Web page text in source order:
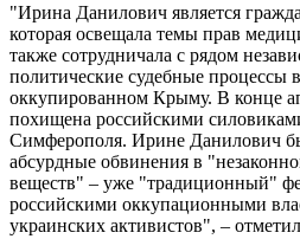
"Ирина Данилович является
которая освещала темы прав
также сотрудничала с рядом
политические судебные процессы
оккупированном Крыму. В конце
похищена российскими
Симферополя. Ирине Данилович
абсурдные обвинения в
веществ" – уже "традиционный"
российскими оккупационными
украинских активистов", –